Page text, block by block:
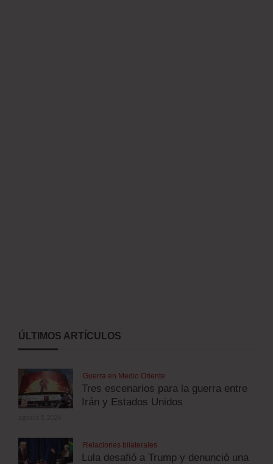
ÚLTIMOS ARTÍCULOS
Guerra en Medio Oriente
Tres escenarios para la guerra entre
Irán y Estados Unidos
Relaciones bilaterales
Lula desafió a Trump y denunció una